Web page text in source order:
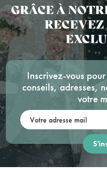
GRÂCE À
RECEVEZ
Inscrivez-vous
conseils, adresses,
votre